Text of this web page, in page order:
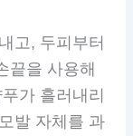
고, 두피부터
끝을 사용해
가 흘러내리
발 자체를 과